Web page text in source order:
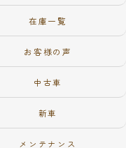
在庫一覧
お客様の声
中古車
新車
メンテナンス